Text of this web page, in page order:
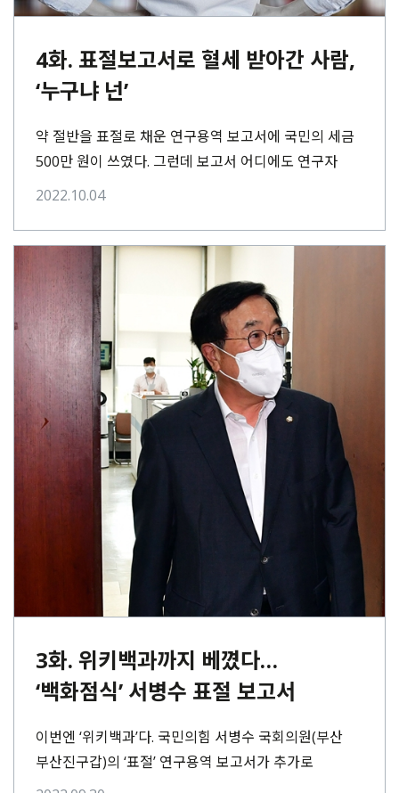
4화. 표절보고서로 혈세 받아간 사람,
‘누구냐 넌’
약 절반을 표절로 채운 연구용역 보고서에 국민의 세금
500만 원이 쓰였다. 그런데 보고서 어디에도 연구자
이름이 없다. 한마디로 누가 이⋯
2022.10.04
3화. 위키백과까지 베꼈다…
‘백화점식’ 서병수 표절 보고서
이번엔 ‘위키백과’다. 국민의힘 서병수 국회의원(부산
부산진구갑)의 ‘표절’ 연구용역 보고서가 추가로
발견됐다. 인터넷 블로그 글을 통째로 긁어온 보고서로